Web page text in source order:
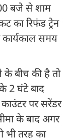
बजे से शाम
का रिफंड ट्रेन
कार्यकाल समय
बीच की है तो
2 घंटे बाद
पर सरेंडर
के बाद अगर
भी तरह का